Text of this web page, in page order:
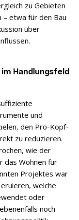
zu Gebieten
etwa für den Bau
über
Handlungsfeld
und
den Pro-Kopf-
zu reduzieren.
wie der
das Wohnen für
Projektes war
welche
oder
noch